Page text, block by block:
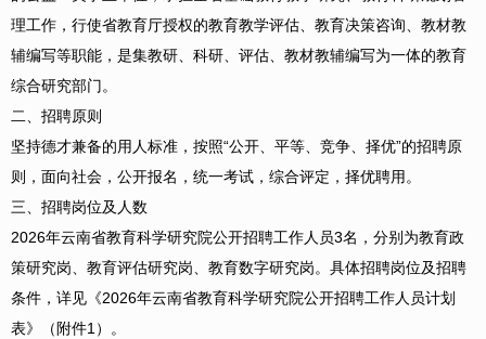
理工作，行使省教育厅授权的教育教学评估、教育决策咨询、教材教
辅编写等职能，是集教研、科研、评估、教材教辅编写为一体的教育
综合研究部门。
二、招聘原则
坚持德才兼备的用人标准，按照“公开、平等、竞争、择优”的招聘原
则，面向社会，公开报名，统一考试，综合评定，择优聘用。
三、招聘岗位及人数
2026年云南省教育科学研究院公开招聘工作人员3名，分别为教育政
策研究岗、教育评估研究岗、教育数字研究岗。具体招聘岗位及招聘
条件，详见《2026年云南省教育科学研究院公开招聘工作人员计划
表》（附件1）。